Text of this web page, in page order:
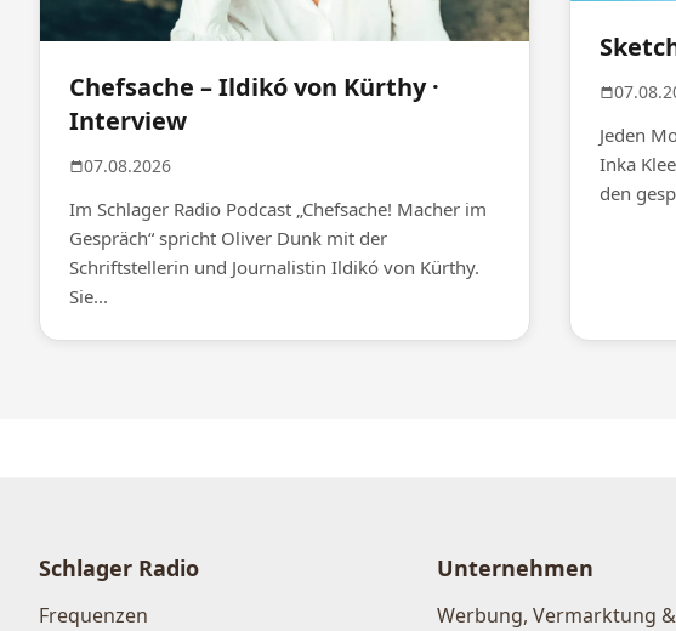
Chefsache – Ildikó von Kürthy ·
Interview
07.08.2026
Im Schlager Radio Podcast „Chefsache! Macher im
Gespräch“ spricht Oliver Dunk mit der
Schriftstellerin und Journalistin Ildikó von Kürthy.
Sie...
Jeden
Inka
den
Schlager Radio
Frequenzen
Unternehmen
Werbung, Vermarktung &